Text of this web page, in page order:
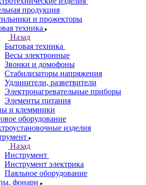
продукция
и прожекторы
техника
Назад
Бытовая техника
Весы электронные
Звонки и домофоны
Стабилизаторы напряжения
Удлинители, разветвители
Электронагревательные приборы
Элементы питания
и клеммники
оборудование
изделия
Назад
Инструмент
Инструмент электрика
Паяльное оборудование
фонари